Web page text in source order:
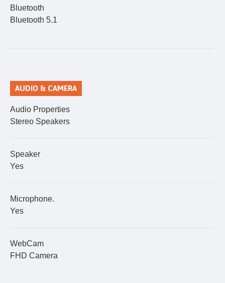
Bluetooth
Bluetooth 5.1
AUDIO & CAMERA
Audio Properties
Stereo Speakers
Speaker
Yes
Microphone.
Yes
WebCam
FHD Camera